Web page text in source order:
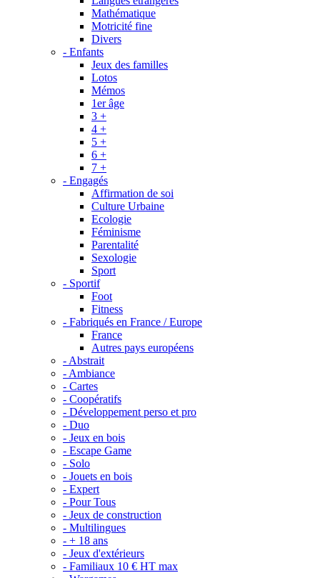
Mathématique
Motricité fine
Divers
- Enfants
Jeux des familles
Lotos
Mémos
1er âge
3 +
4 +
5 +
6 +
7 +
- Engagés
Affirmation de soi
Culture Urbaine
Ecologie
Féminisme
Parentalité
Sexologie
Sport
- Sportif
Foot
Fitness
- Fabriqués en France / Europe
France
Autres pays européens
- Abstrait
- Ambiance
- Cartes
- Coopératifs
- Développement perso et pro
- Duo
- Jeux en bois
- Escape Game
- Solo
- Jouets en bois
- Expert
- Pour Tous
- Jeux de construction
- Multilingues
- + 18 ans
- Jeux d'extérieurs
- Familiaux 10 € HT max